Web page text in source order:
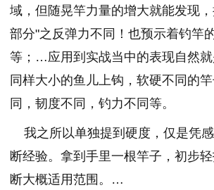
域，但随晃竿力量的增大就能发现
部分"之反弹力不同！也预示着钓竿
等；…应用到实战当中的表现自然
同样大小的鱼儿上钩，软硬不同的
同，韧度不同，钓力不同等。
我之所以单独提到硬度，仅是凭
断经验。拿到手里一根竿子，初步
断大概适用范围。…